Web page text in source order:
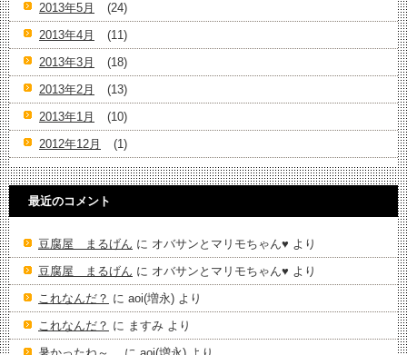
2013年5月
(24)
2013年4月
(11)
2013年3月
(18)
2013年2月
(13)
2013年1月
(10)
2012年12月
(1)
最近のコメント
豆腐屋 まるげん に オバサンとマリモちゃん♥️ より
豆腐屋 まるげん に オバサンとマリモちゃん♥️ より
これなんだ？ に aoi(増永) より
これなんだ？ に ますみ より